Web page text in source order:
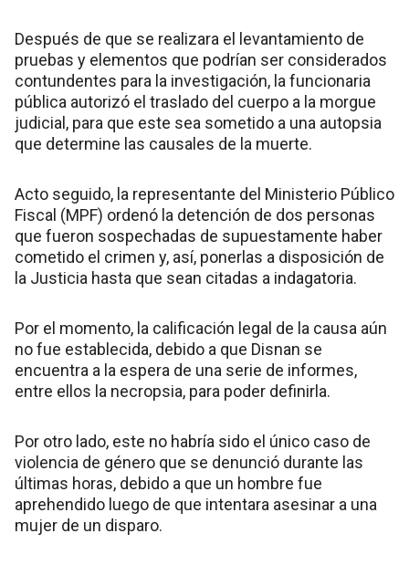
Después de que se realizara el levantamiento de
pruebas y elementos que podrían ser considerados
contundentes para la investigación, la funcionaria
pública autorizó el traslado del cuerpo a la morgue
judicial, para que este sea sometido a una autopsia
que determine las causales de la muerte.
Acto seguido, la representante del Ministerio Público
Fiscal (MPF) ordenó la detención de dos personas
que fueron sospechadas de supuestamente haber
cometido el crimen y, así, ponerlas a disposición de
la Justicia hasta que sean citadas a indagatoria.
Por el momento, la calificación legal de la causa aún
no fue establecida, debido a que Disnan se
encuentra a la espera de una serie de informes,
entre ellos la necropsia, para poder definirla.
Por otro lado, este no habría sido el único caso de
violencia de género que se denunció durante las
últimas horas, debido a que un hombre fue
aprehendido luego de que intentara asesinar a una
mujer de un disparo.